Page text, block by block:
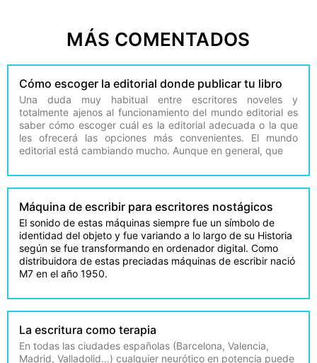
MÁS COMENTADOS
Cómo escoger la editorial donde publicar tu libro
Una duda muy habitual entre escritores noveles y
totalmente ajenos al funcionamiento del mundo editorial es
saber cómo escoger cuál es la editorial adecuada o la que
les ofrecerá las opciones más convenientes. El mundo
editorial está cambiando mucho. Aunque en general, que
Máquina de escribir para escritores nostágicos
El sonido de estas máquinas siempre fue un símbolo de
identidad del objeto y fue variando a lo largo de su Historia
según se fue transformando en ordenador digital. Como
distribuidora de estas preciadas máquinas de escribir nació
M7 en el año 1950.
La escritura como terapia
En todas las ciudades españolas (Barcelona, Valencia,
Madrid, Valladolid…) cualquier neurótico en potencia puede